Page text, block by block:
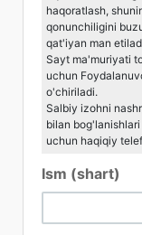
haqoratlash,
qonunchiligini
qat'iyan man
Sayt ma'muriyati
uchun
o'chiriladi.
Salbiy izohni
bilan
uchun haqiqiy
Ism (shart)